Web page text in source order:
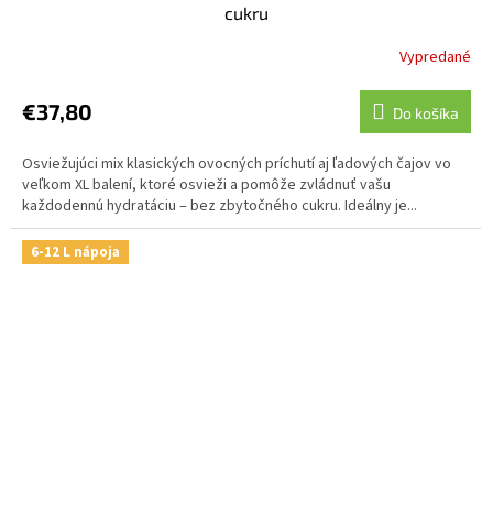
cukru
Vypredané
€37,80 Do košíka
Osviežujúci mix klasických ovocných príchutí aj ľadových čajov vo
veľkom XL balení, ktoré osvieži a pomôže zvládnuť vašu
každodennú hydratáciu – bez zbytočného cukru. Ideálny je...
6-12 L nápoja